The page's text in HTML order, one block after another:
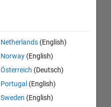
Netherlands(English)
Norway(English)
Österreich (Deutsch)
Portugal (English)
Sweden (English)